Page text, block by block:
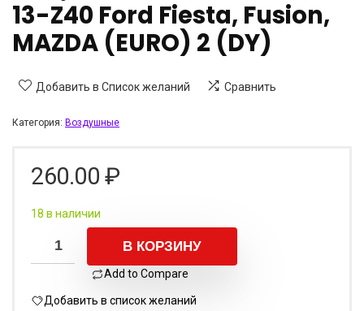
13-Z40 Ford Fiesta, Fusion,
MAZDA (EURO) 2 (DY)
Добавить в Список желаний Сравнить
Категория: Воздушные
260.00 ₽
18 в наличии
В КОРЗИНУ
Add to Compare
Добавить в список желаний